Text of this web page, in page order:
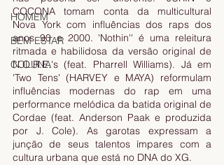
HOMEM
BEM ESTAR
COLUNA
COCONA tomam conta da multicultural
Nova York com influências dos raps dos
anos 90 e 2000. 'Nothin'' é uma releitura
ritmada e habilidosa da versão original de
N.O.R.E.'s (feat. Pharrell Williams). Já em
'Two Tens' (HARVEY e MAYA) reformulam
influências modernas do rap em uma
performance melódica da batida original de
Cordae (feat. Anderson Paak e produzida
por J. Cole). As garotas expressam a
junção de seus talentos ímpares com a
cultura urbana que está no DNA do XG.